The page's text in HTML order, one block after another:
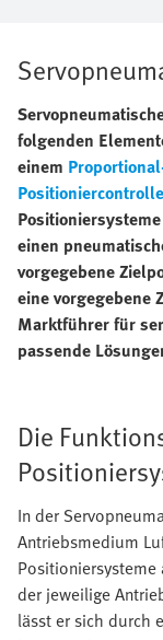
folgenden
einem
einen
vorgegebene
eine vorgegebene
Marktführer für
passende
Die
In der
Antriebsmedium
Positioniersysteme
der jeweilige
lässt er sich durch